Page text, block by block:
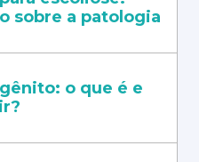
sobre a patologia
o que é e